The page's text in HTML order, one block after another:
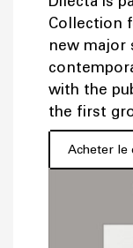
Collection
new major
with the
the first
Acheter le